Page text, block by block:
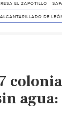
EL ZAPOTILLO
DE
agua: